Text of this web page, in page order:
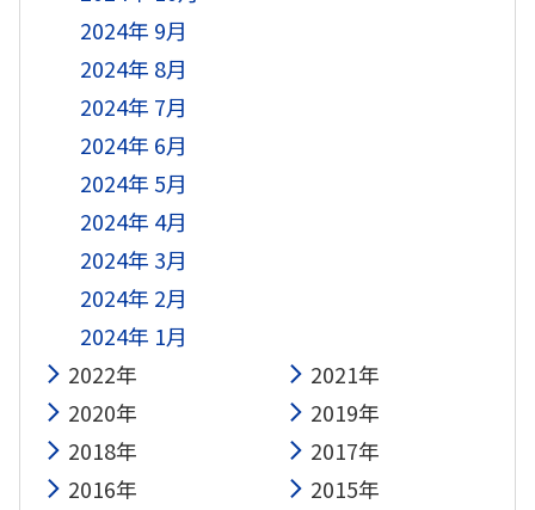
2024年 9月
2024年 8月
2024年 7月
2024年 6月
2024年 5月
2024年 4月
2024年 3月
2024年 2月
2024年 1月
2022年
2021年
2020年
2019年
2018年
2017年
2016年
2015年